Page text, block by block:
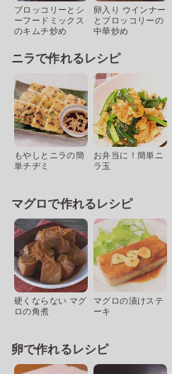
ブロッコリーとシ
ーフードミックス
のキムチ炒め
卵入り ウインナー
とブロッコリーの
中華炒め
ニラで作れるレシピ
もやしとニラの簡
単チヂミ
お弁当に！簡単ニ
ラ玉
マグロで作れるレシピ
硬くならない マグ
ロの角煮
マグロの漬けステ
ーキ
卵で作れるレシピ